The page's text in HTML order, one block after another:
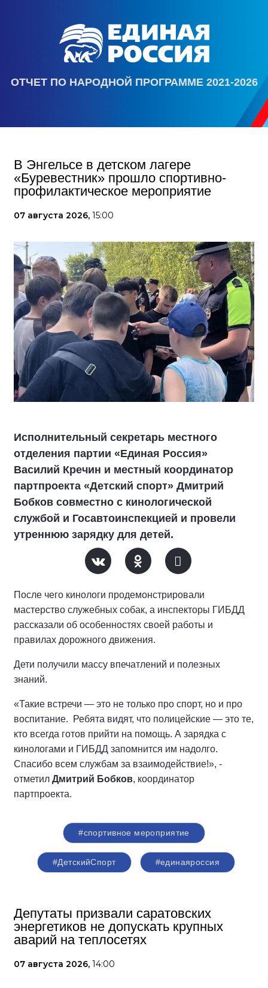
ОТЧЕТ ПО НАРОДНОЙ ПРОГРАММЕ 2021-2026
В Энгельсе в детском лагере
«Буревестник» прошло спортивно-
профилактическое мероприятие
07 августа 2026, 15:00
Исполнительный секретарь местного
отделения партии «Единая Россия»
Василий Кречин и местный координатор
партпроекта «Детский спорт» Дмитрий
Бобков совместно с кинологической
службой и Госавтоинспекцией и провели
утреннюю зарядку для детей.
После чего кинологи продемонстрировали
мастерство служебных собак, а инспекторы ГИБДД
рассказали об особенностях своей работы и
правилах дорожного движения.
Дети получили массу впечатлений и полезных
знаний.
«Такие встречи — это не только про спорт, но и про
воспитание. Ребята видят, что полицейские — это те,
кто всегда готов прийти на помощь. А зарядка с
кинологами и ГИБДД запомнится им надолго.
Спасибо всем службам за взаимодействие!», -
отметил Дмитрий Бобков, координатор
партпроекта.
#спортивное мероприятие
#ДетскийСпорт #единаяроссия
Депутаты призвали саратовских
энергетиков не допускать крупных
аварий на теплосетях
07 августа 2026, 14:00